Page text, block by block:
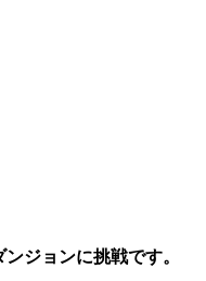
ジョンに挑戦です。